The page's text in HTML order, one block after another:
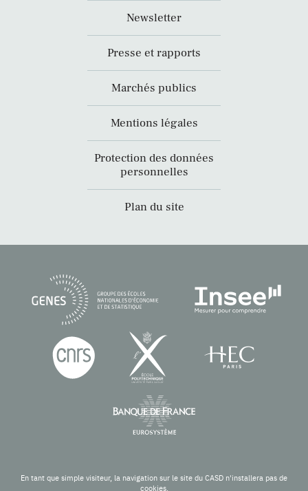
Newsletter
Presse et rapports
Marchés publics
Mentions légales
Protection des données
personnelles
Plan du site
En tant que simple visiteur, la navigation sur le site du CASD n'installera pas de
cookies.